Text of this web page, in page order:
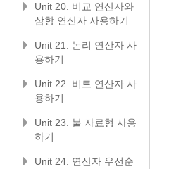
Unit 20. 비교 연산자와
삼항 연산자 사용하기
Unit 21. 논리 연산자 사
용하기
Unit 22. 비트 연산자 사
용하기
Unit 23. 불 자료형 사용
하기
Unit 24. 연산자 우선순